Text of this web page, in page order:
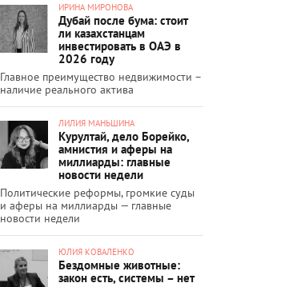
ИРИНА МИРОНОВА
Дубай после бума: стоит
ли казахстанцам
инвестировать в ОАЭ в
2026 году
Главное преимущество недвижимости –
наличие реального актива
ЛИЛИЯ МАНЬШИНА
Курултай, дело Борейко,
амнистия и аферы на
миллиарды: главные
новости недели
Политические реформы, громкие суды
и аферы на миллиарды — главные
новости недели
ЮЛИЯ КОВАЛЕНКО
Бездомные животные:
закон есть, системы – нет